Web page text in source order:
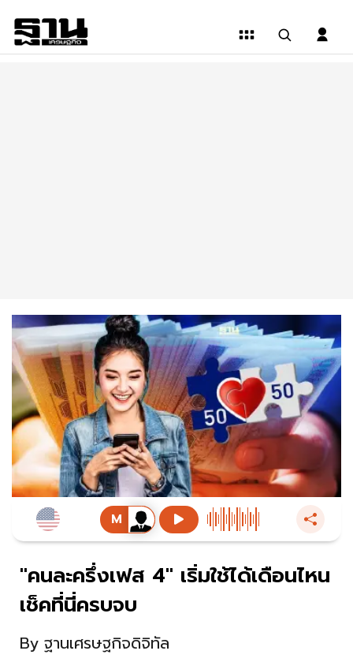
"คนละครึ่งเฟส 4" เริ่มใช้ได้เดือนไหน
เช็คที่นี่ครบจบ
By ฐานเศรษฐกิจดิจิทัล